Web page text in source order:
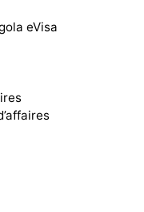
eVisa